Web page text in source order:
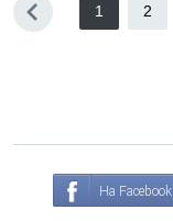
1 2
На Facebook